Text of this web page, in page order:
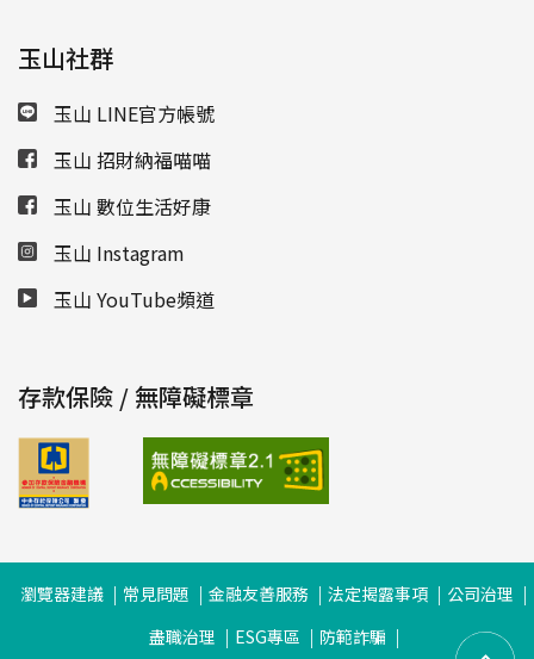
玉山社群
玉山 LINE官方帳號
玉山 招財納福喵喵
玉山 數位生活好康
玉山 Instagram
玉山 YouTube頻道
存款保險 / 無障礙標章
瀏覽器建議 常見問題 金融友善服務 法定揭露事項
公司治理
盡職治理
ESG專區 防範詐騙